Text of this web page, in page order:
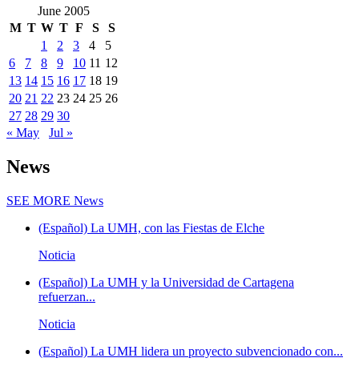
June 2005
M T W T F S
S
1
2 3 4
5
6
7 8 9 10 11 12
13 14 15 16 17 18 19
20 21 22 23 24 25 26
27 28 29 30
« May
Jul »
News
SEE MORE News
(Español) La UMH, con las Fiestas de Elche
Noticia
(Español) La UMH y la Universidad de Cartagena
refuerzan...
Noticia
(Español) La UMH lidera un proyecto subvencionado con...